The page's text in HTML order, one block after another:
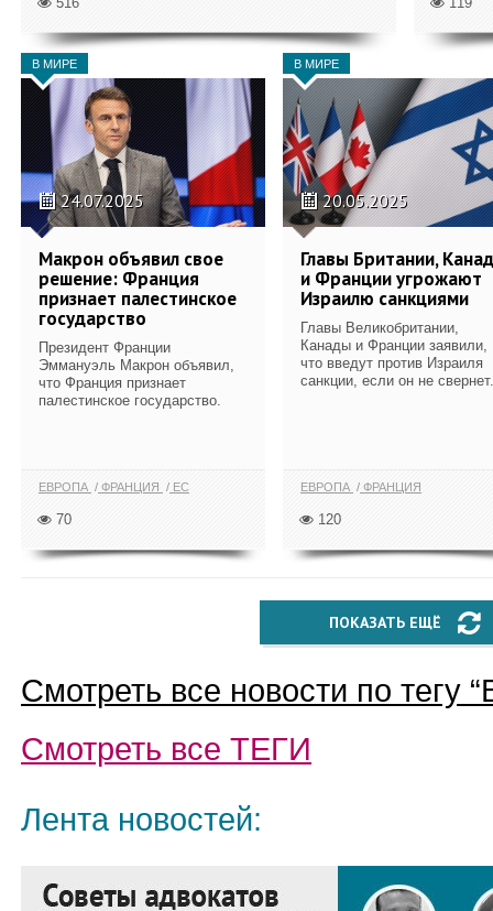
В МИРЕ
24.07.2025
Макрон объявил свое
решение: Франция
признает палестинское
государство
Президент Франции
Эммануэль Макрон объявил,
что Франция признает
палестинское государство.
ЕВРОПА ФРАНЦИЯ ЕС
70
В МИРЕ
20.05.2025
Главы Британии,
и Франции угрожают
Израилю санкциями
Главы Великобритании,
Канады и Франции заявили,
что введут против Израиля
санкции, если он не
ЕВРОПА ФРАНЦИЯ
120
ПОКАЗАТЬ ЕЩЁ
Смотреть все новости по тегу “
Смотреть все ТЕГИ
Лента новостей: